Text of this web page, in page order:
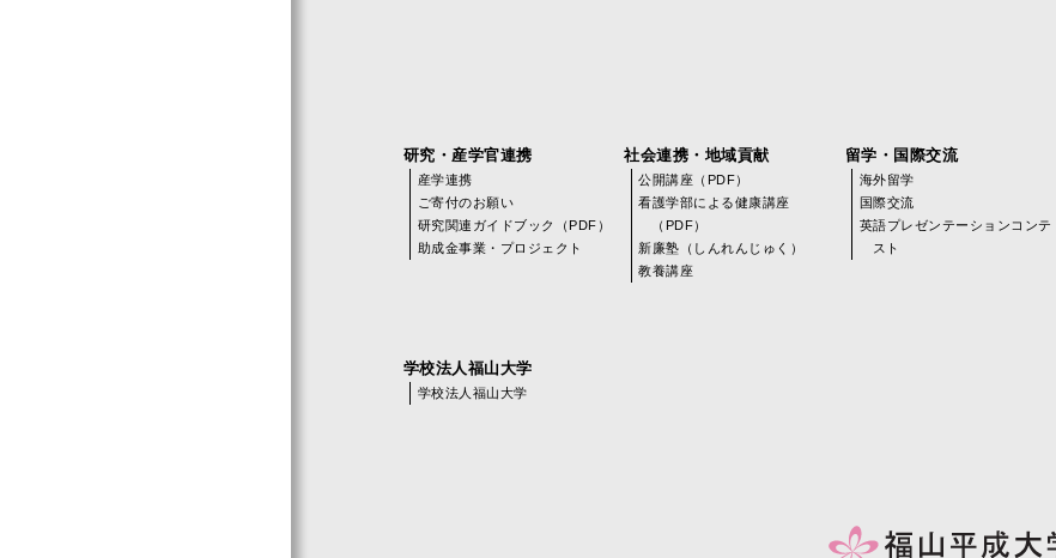
研究・産学官連携
産学連携
ご寄付のお願い
研究関連ガイドブック（PDF）
助成金事業・プロジェクト
社会連携・地域貢献
公開講座（PDF）
看護学部による健康講座
（PDF）
新廉塾（しんれんじゅく）
教養講座
留学・国際交流
海外留学
国際交流
英語プレゼンテーションコンテ
スト
学校法人福山大学
学校法人福山大学